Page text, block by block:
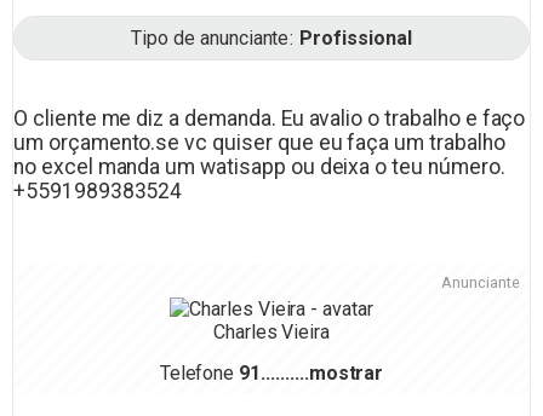
Tipo de anunciante Profissional
O cliente me diz a demanda. Eu avalio o trabalho e faço
um orçamento.se vc quiser que eu faça um trabalho
no excel manda um watisapp ou deixa o teu número.
+5591989383524
Telefone 91..........mostrar
Anunciante
Charles Vieira